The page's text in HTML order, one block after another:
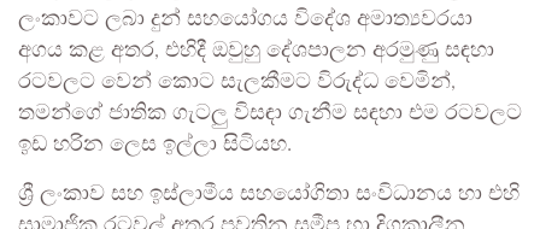
ලංකාවට ලබා දුන් සහයෝගය විදේශ අමාත්‍යවරයා
අගය කළ අතර, එහිදී ඔවුහු දේශපාලන අරමුණු සඳහා
රටවලට වෙන් කොට සැලකීමට විරුද්ධ වෙමින්,
තමන්ගේ ජාතික ගැටලු විසඳා ගැනීම සඳහා එම රටවලට
ඉඩ හරින ලෙස ඉල්ලා සිටියහ.
ශ්‍රී ලංකාව සහ ඉස්ලාමීය සහයෝගිතා සංවිධානය හා එහි